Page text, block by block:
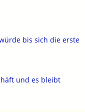
bis sich die erste
und es bleibt